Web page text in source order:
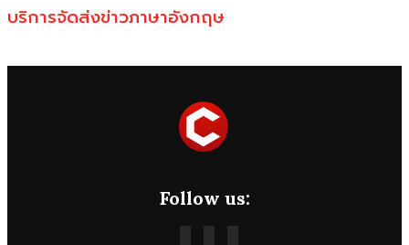
บริการจัดส่งข่าวภาษาอังกฤษ
Follow us: